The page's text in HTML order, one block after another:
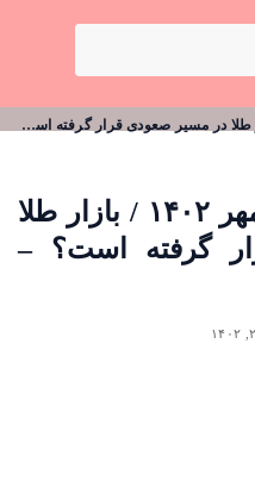
قیمت طلا و سکه ۲۶ مهر ۱۴۰۲ / بازار طلا
گرفته است؟ –